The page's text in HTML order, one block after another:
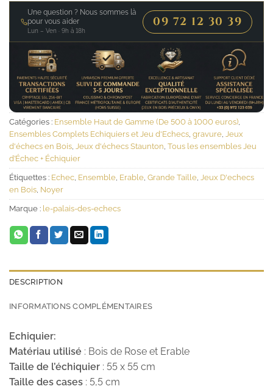
Une question ? Nous sommes là
pour vous aider
Lun – Ven · 9h à 18h
09 72 12 30 39
Catégories : Ensemble Haut de Gamme (De 500 à 1000 euros),
Ensembles Complets Echiquiers et Jeu d'Echecs, gravure, Jeux
d'échecs en Bois, Jeux d'échecs Staunton, Tous les ensembles Jeu
d’Échec + Échiquier
Étiquettes : Echec, Ensemble, Erable, Grande Taille, Jeux D'echecs
en Bois, Noyer
Marque : le-palais-des-echecs
DESCRIPTION
INFORMATIONS COMPLÉMENTAIRES
Echiquier:
Matériau utilisé : Bois de Rose et Erable
Taille de l’échiquier : 55 x 55 cm
Taille des cases : 5,5 cm